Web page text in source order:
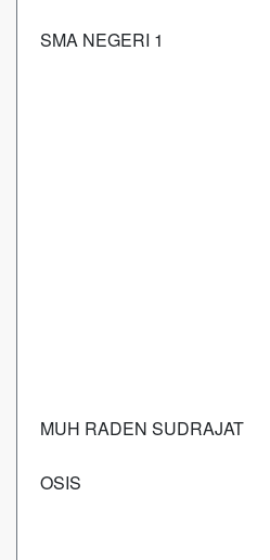
SMA NEGERI 1
MUH RADEN SUDRAJAT
OSIS